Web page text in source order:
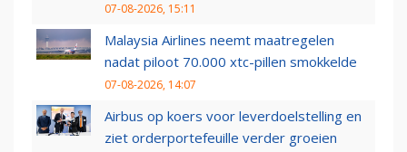
07-08-2026, 15:11
Malaysia Airlines neemt maatregelen
nadat piloot 70.000 xtc-pillen smokkelde
07-08-2026, 14:07
Airbus op koers voor leverdoelstelling en
ziet orderportefeuille verder groeien